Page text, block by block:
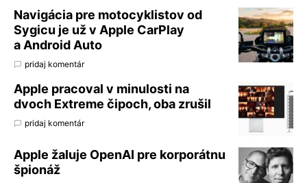
Navigácia pre motocyklistov od
Sygicu je už v Apple CarPlay
a Android Auto
pridaj komentár
Apple pracoval v minulosti na
dvoch Extreme čipoch, oba zrušil
pridaj komentár
Apple žaluje OpenAI pre korporátnu
špionáž